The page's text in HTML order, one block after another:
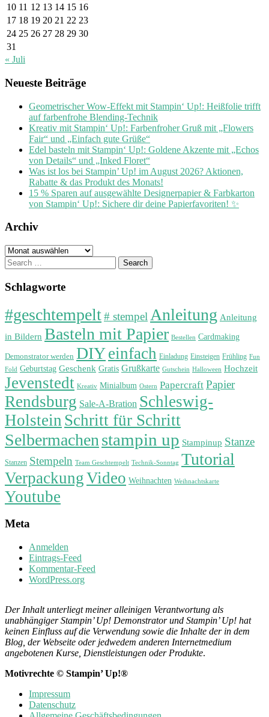
10 11 12 13 14 15 16
17 18 19 20 21 22 23
24 25 26 27 28 29 30
31
« Juli
Neueste Beiträge
Geometrischer Wow-Effekt mit Stampin‘ Up!: Heißfolie trifft
auf farbenfrohe Blending-Technik
Kreativ mit Stampin‘ Up!: Farbenfroher Gruß mit „Flowers
Fair“ und „Einfach gute Grüße“
Edel basteln mit Stampin‘ Up!: Goldene Akzente mit „Echos
von Details“ und „Inked Floret“
Was ist los bei Stampin’ Up! im August 2026? Aktionen,
Rabatte & das Produkt des Monats!
15 % Sparen auf ausgewählte Designerpapier & Farbkarton
von Stampin‘ Up!: Sichere dir deine Papierfavoriten! ✨
Archiv
Archiv
Search
for:
Schlagworte
#geschtempelt# stempel Anleitung Anleitung
in Bildern Basteln mit Papier Bestellen Cardmaking
Demonstrator werden DIYeinfach Einladung Einsteigen Frühling Fun
Fold Geburtstag Geschenk Gratis Grußkarte Gutschein Halloween Hochzeit
Jevenstedt Kreativ Minialbum Ostern Papercraft Papier
Rendsburg Sale-A-Bration Schleswig-
Holstein Schritt für Schritt
Selbermachen stampin up Stampinup Stanze
Stanzen Stempeln Team Geschtempelt Technik-Sonntag Tutorial
VerpackungVideo Weihnachten Weihnachtskarte
Youtube
Meta
Anmelden
Eintrags-Feed
Kommentar-Feed
WordPress.org
Der Inhalt unterliegt meiner alleinigen Verantwortung als
unabhängiger Stampin’ Up! Demonstrator und Stampin’ Up! hat
keinen Einfluss auf die Verwendung sowie die Inhalte der in dem
Blog, der Webseite oder jedwedem anderen Internetmedium
angebotenen Kurse, Dienstleistungen oder Produkte.
Motivrechte © Stampin’ Up!®
Impressum
Datenschutz